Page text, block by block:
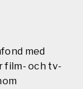
med
film- och tv-